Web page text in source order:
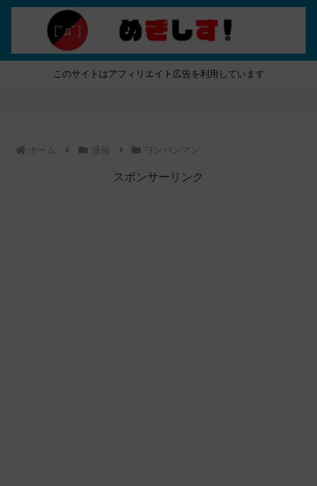
このサイトはアフィリエイト広告を利用しています
ホーム 漫画 ワンパンマン
スポンサーリンク